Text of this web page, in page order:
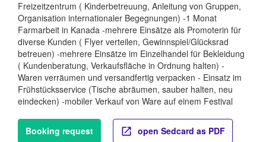
Freizeitzentrum ( Kinderbetreuung, Anleitung von Gruppen,
Organisation internationaler Begegnungen) -1 Monat
Farmarbeit in Kanada -mehrere Einsätze als Promoterin für
diverse Kunden ( Flyer verteilen, Gewinnspiel/Glücksrad
betreuen) -mehrere Einsätze im Einzelhandel für Bekleidung
( Kundenberatung, Verkaufsfläche in Ordnung halten) -
Waren verräumen und versandfertig verpacken - Einsatz im
Frühstücksservice (Tische abräumen, sauber halten, neu
eindecken) -mobiler Verkauf von Ware auf einem Festival
Booking request open Sedcard as PDF